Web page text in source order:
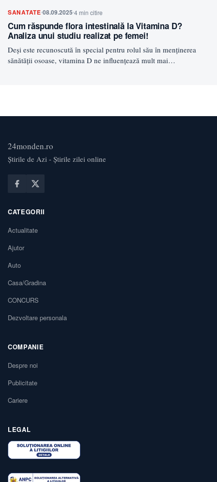
SANATATE 08.09.2025 4 min citire
Cum răspunde flora intestinală la Vitamina D?
Analiza unui studiu realizat pe femei!
Deși este recunoscută în special pentru rolul său în menținerea
sănătății osoase, vitamina D ne influențează mult mai…
24monden.ro
Știrile de Azi - Știrile zilei online
CATEGORII
Actualitate
Ajutor
Auto
Casa/Gradina
CONCURS
Dezvoltare personala
COMPANIE
Despre noi
Publicitate
Cariere
LEGAL